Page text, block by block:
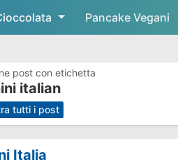
Skip to main content
Pancake Vegani
post con etichetta
italian
tutti i post
Italia